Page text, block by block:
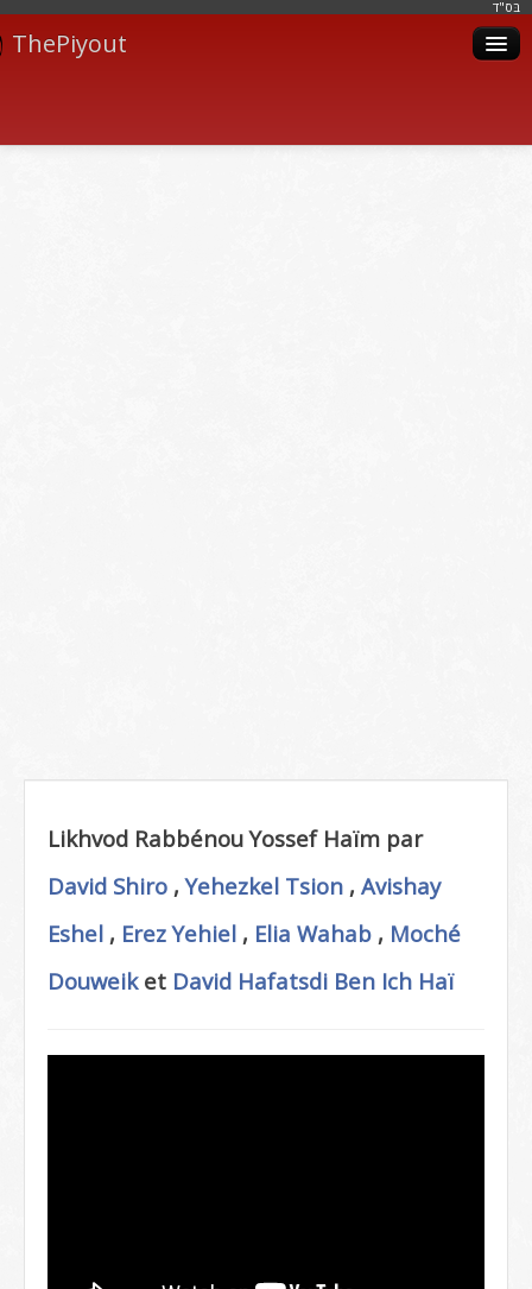
בּס"ד
ThePiyout
Likhvod Rabbénou Yossef Haïm par
David Shiro , Yehezkel Tsion , Avishay
Eshel , Erez Yehiel , Elia Wahab , Moché
Douweiket David Hafatsdi Ben Ich Haï